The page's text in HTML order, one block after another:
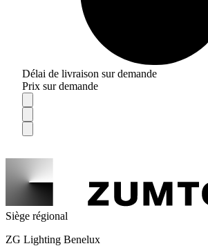
Délai de livraison sur demande
Prix sur demande
Siège régional
ZG Lighting Benelux